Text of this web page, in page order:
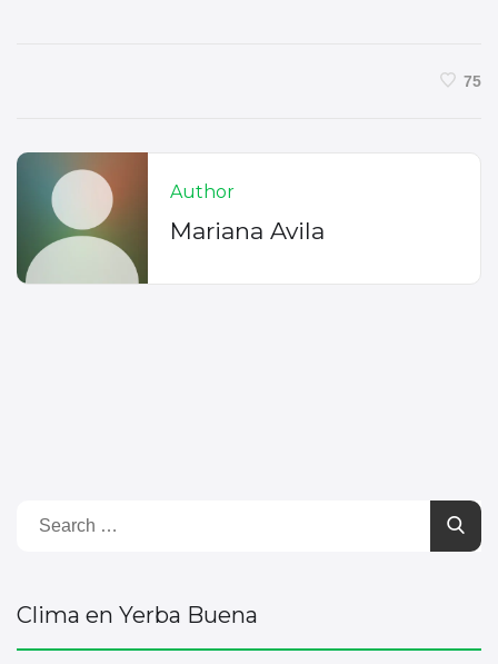
75
Author
Mariana Avila
Clima en Yerba Buena